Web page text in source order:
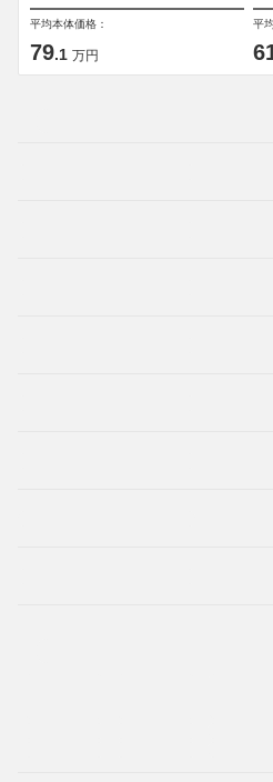
平均本体価格：
79.1 万円
平